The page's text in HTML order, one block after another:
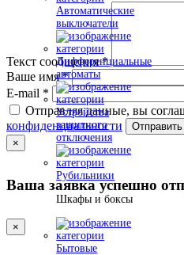
Автоматические
выключатели
Дифференциальные
автоматы
Устройства
защитного
отключения
Рубильники
Шкафы и боксы
Бытовые
Текст сообщения*
Ваше имя*
E-mail *
Отправляя данные, вы
конфиденциальности
Отправить
×
Ваша заявка успешно
×